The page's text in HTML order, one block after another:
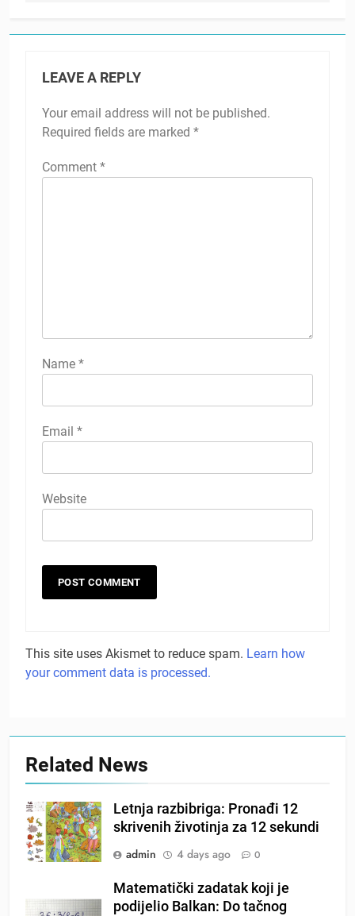
LEAVE A REPLY
Your email address will not be published.
Required fields are marked *
Comment *
Name *
Email *
Website
This site uses Akismet to reduce spam. Learn how
your comment data is processed.
Related News
Letnja razbibriga: Pronađi 12
skrivenih životinja za 12 sekundi
admin
4 days ago 0
Matematički zadatak koji je
podijelio Balkan: Do tačnog